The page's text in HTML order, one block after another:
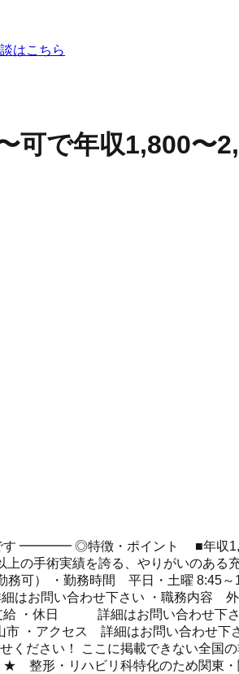
はこちら
可で年収1,800〜
━━━━ ◎特徴・ポイント ■年収
の手術実績を誇る、やりがいのあ
可） ・勤務時間 平日・土曜 8:45
はお問い合わせ下さい ・職務内容
給 ・休日 詳細はお問い合わせ
流山市 ・アクセス 詳細はお
ください！ ここに掲載できない全国
整形・リハビリ科特化のため関東